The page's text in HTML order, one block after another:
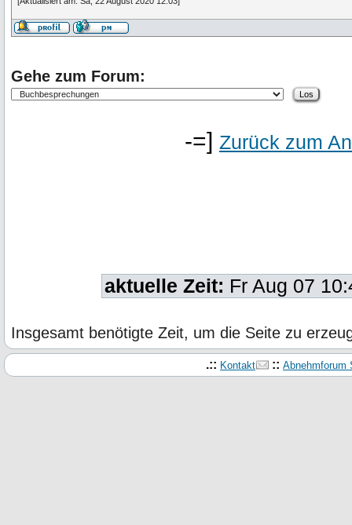
Gehe zum Forum:
-=] Zurück zum
aktuelle Zeit: Fr Aug 07
Insgesamt benötigte Zeit, um die Seite zu
.:: Kontakt :: Abnehmforum